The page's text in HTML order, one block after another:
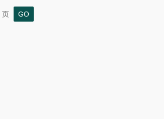
页